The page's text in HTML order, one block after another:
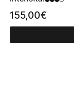
155,00€